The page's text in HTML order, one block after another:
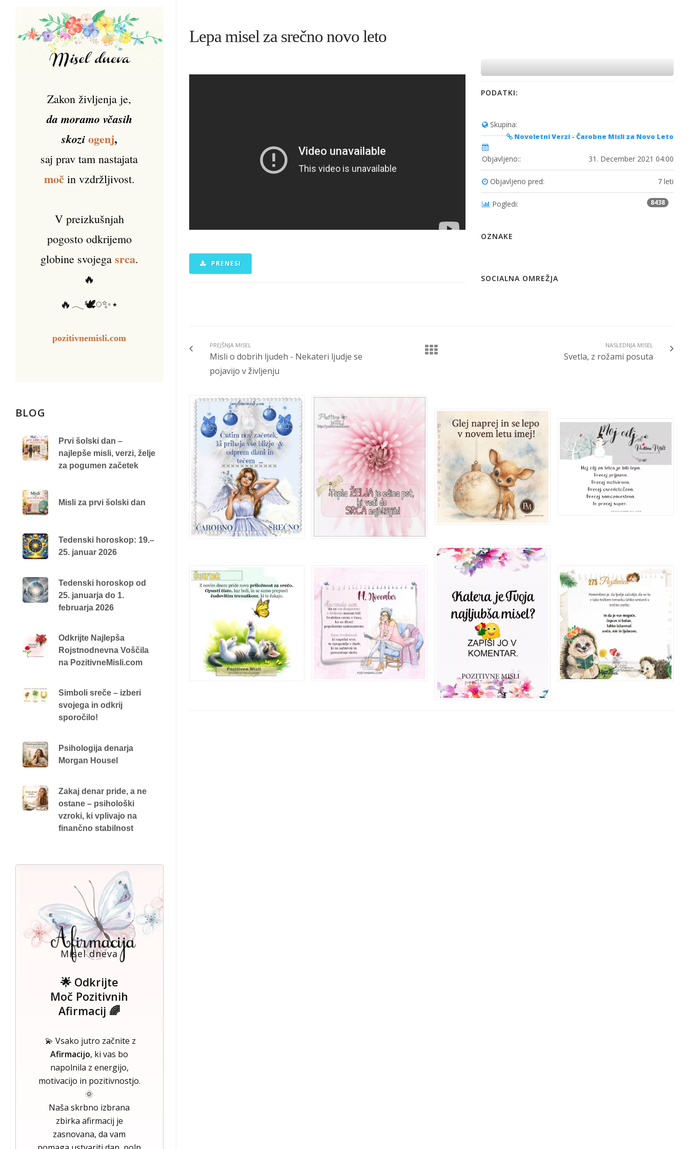
Lepa misel za srečno novo leto
PRENESI
PODATKI:
Skupina:
Novoletni Verzi - Čarobne Misli za Novo Leto
Objavljeno:: 31. December 2021 04:00
Objavljeno pred: 7 leti
Pogledi: 8438
OZNAKE
SOCIALNA OMREŽJA
PREJŠNJA MISEL
Misli o dobrih ljudeh - Nekateri ljudje se
pojavijo v življenju
NASLEDNJA MISEL
Svetla, z rožami posuta
Zakon življenja je,
da moramo včasih
skozi ogenj,
saj prav tam nastajata
močin vzdržljivost.
V preizkušnjah
pogosto odkrijemo
globine svojega srca.
🔥
🔥𓂃🕊️𓏸✨⋆
pozitivnemisli.com
BLOG
Prvi šolski dan –
najlepše misli, verzi, želje
za pogumen začetek
Misli za prvi šolski dan
Tedenski horoskop: 19.–
25. januar 2026
Tedenski horoskop od
25. januarja do 1.
februarja 2026
Odkrijte Najlepša
Rojstnodnevna Voščila
na PozitivneMisli.com
Simboli sreče – izberi
svojega in odkrij
sporočilo!
Psihologija denarja
Morgan Housel
Zakaj denar pride, a ne
ostane – psihološki
vzroki, ki vplivajo na
finančno stabilnost
Misel dneva
🌟 Odkrijte
Moč Pozitivnih
Afirmacij 🌈
💫 Vsako jutro začnite z
Afirmacijo, ki vas bo
napolnila z energijo,
motivacijo in pozitivnostjo.
🌞
Naša skrbno izbrana
zbirka afirmacij je
zasnovana, da vam